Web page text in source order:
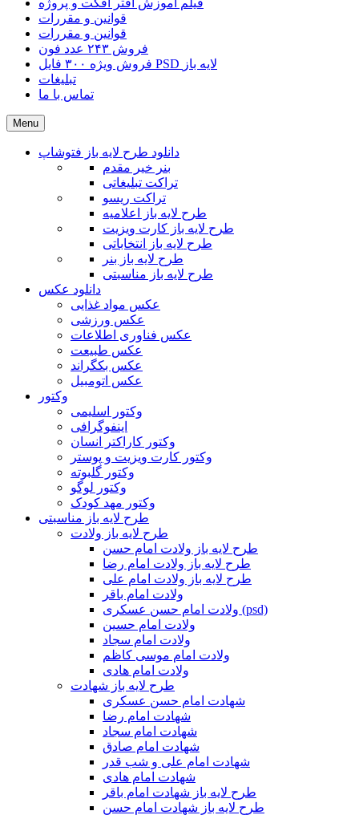
قوانین و مقررات
قوانین و مقررات
فروش ۲۴۳ عدد فون
فروش ویژه ۳۰۰ فایل PSD لایه باز
تبلیغات
تماس با ما
Menu
دانلود طرح لایه باز فتوشاپ
بنر خیر مقدم
تراکت تبلیغاتی
تراکت ریسو
طرح لایه باز اعلامیه
طرح لایه باز کارت ویزیت
طرح لایه باز انتخاباتی
طرح لایه باز بنر
طرح لایه باز مناسبتی
دانلود عکس
عکس مواد غذایی
عکس ورزشی
عکس فناوری اطلاعات
عکس طبیعت
عکس بکگراند
عکس اتومبیل
وکتور
وکتور اسلیمی
اینفوگرافی
وکتور کاراکتر انسان
وکتور کارت ویزیت و پوستر
وکتور گلبوته
وکتور لوگو
وکتور مهد کودک
طرح لایه باز مناسبتی
طرح لایه باز ولادت
طرح لایه باز ولادت امام حسن
طرح لایه باز ولادت امام رضا
طرح لایه باز ولادت امام علی
ولادت امام باقر
ولادت امام حسن عسکری (psd)
ولادت امام حسین
ولادت امام سجاد
ولادت امام موسی کاظم
ولادت امام هادی
طرح لایه باز شهادت
شهادت امام حسن عسکری
شهادت امام رضا
شهادت امام سجاد
شهادت امام صادق
شهادت امام علی و شب قدر
شهادت امام هادی
طرح لایه باز شهادت امام باقر
طرح لایه باز شهادت امام حسن